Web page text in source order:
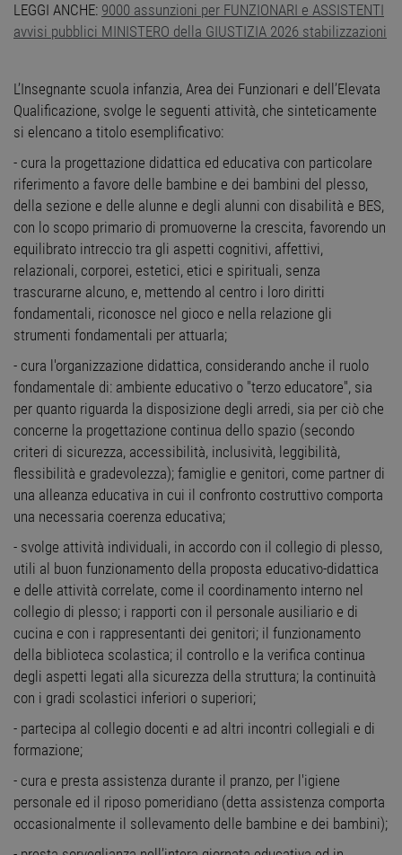
LEGGI ANCHE: 9000 assunzioni per FUNZIONARI e ASSISTENTI
avvisi pubblici MINISTERO della GIUSTIZIA 2026 stabilizzazioni
L’Insegnante scuola infanzia, Area dei Funzionari e dell’Elevata
Qualificazione, svolge le seguenti attività, che sinteticamente
si elencano a titolo esemplificativo:
- cura la progettazione didattica ed educativa con particolare
riferimento a favore delle bambine e dei bambini del plesso,
della sezione e delle alunne e degli alunni con disabilità e BES,
con lo scopo primario di promuoverne la crescita, favorendo un
equilibrato intreccio tra gli aspetti cognitivi, affettivi,
relazionali, corporei, estetici, etici e spirituali, senza
trascurarne alcuno, e, mettendo al centro i loro diritti
fondamentali, riconosce nel gioco e nella relazione gli
strumenti fondamentali per attuarla;
- cura l'organizzazione didattica, considerando anche il ruolo
fondamentale di: ambiente educativo o "terzo educatore", sia
per quanto riguarda la disposizione degli arredi, sia per ciò che
concerne la progettazione continua dello spazio (secondo
criteri di sicurezza, accessibilità, inclusività, leggibilità,
flessibilità e gradevolezza); famiglie e genitori, come partner di
una alleanza educativa in cui il confronto costruttivo comporta
una necessaria coerenza educativa;
- svolge attività individuali, in accordo con il collegio di plesso,
utili al buon funzionamento della proposta educativo-didattica
e delle attività correlate, come il coordinamento interno nel
collegio di plesso; i rapporti con il personale ausiliario e di
cucina e con i rappresentanti dei genitori; il funzionamento
della biblioteca scolastica; il controllo e la verifica continua
degli aspetti legati alla sicurezza della struttura; la continuità
con i gradi scolastici inferiori o superiori;
- partecipa al collegio docenti e ad altri incontri collegiali e di
formazione;
- cura e presta assistenza durante il pranzo, per l'igiene
personale ed il riposo pomeridiano (detta assistenza comporta
occasionalmente il sollevamento delle bambine e dei bambini);